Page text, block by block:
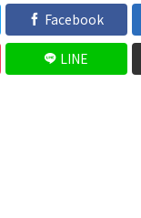
Facebook
LINE